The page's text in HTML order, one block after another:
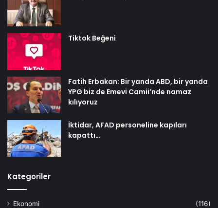
Tiktok Beğeni
Fatih Erbakan: Bir yanda ABD, bir yanda
YPG biz de Emevi Camii’nde namaz
kılıyoruz
İktidar, AFAD personeline kapıları
kapattı…
Kategoriler
Ekonomi
(116)